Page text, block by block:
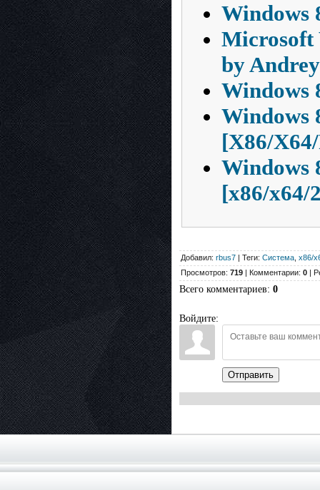
Windows
Microsoft
by
Windows
Windows
[X86/
Windows
[x86/x64/
Добавил: rbus7 | Теги: Система x86/
Просмотров: 719 | Комментарии: 0 |
Всего комментариев: 0
Войдите:
Отправить